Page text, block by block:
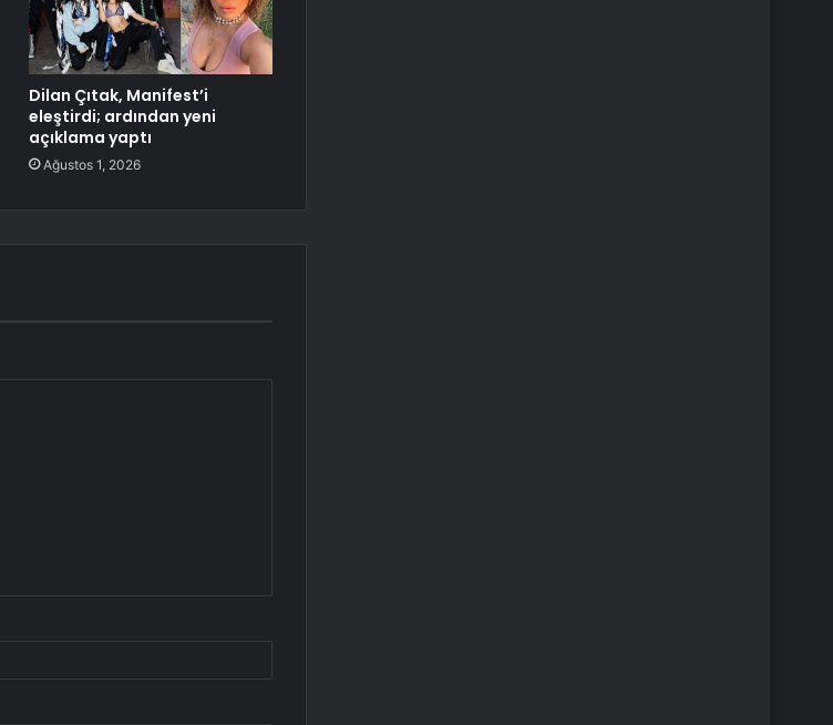
Dilan Çıtak, Manifest’i
eleştirdi; ardından yeni
açıklama yaptı
Ağustos 1, 2026